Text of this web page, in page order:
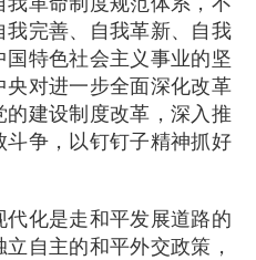
完善、自我革新、自我
特色社会主义事业的坚
对进一步全面深化改革
建设制度改革，深入推
争，以钉钉子精神抓好
化是走和平发展道路的
自主的和平外交政策，